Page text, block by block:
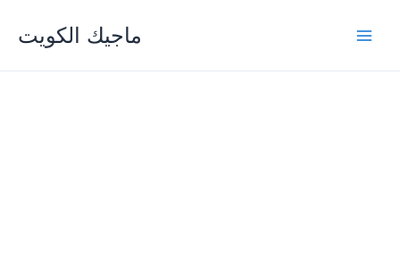
content
ماجيك الكويت